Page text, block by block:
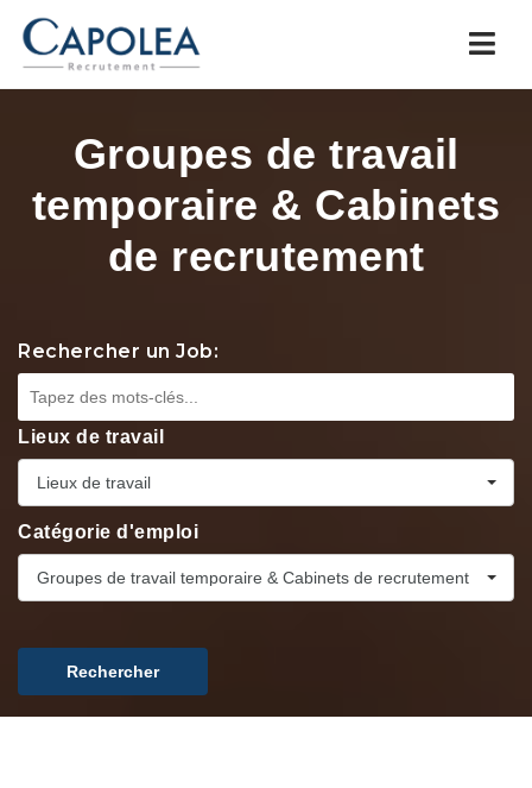
Groupes de travail
temporaire & Cabinets
de recrutement
Rechercher un Job:
Lieux de travail
Lieux de travail
Catégorie d'emploi
Groupes de travail temporaire & Cabinets de recrutement
Rechercher